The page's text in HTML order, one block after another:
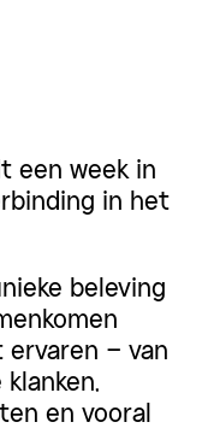
een week in
in het
beleving
– van
en vooral